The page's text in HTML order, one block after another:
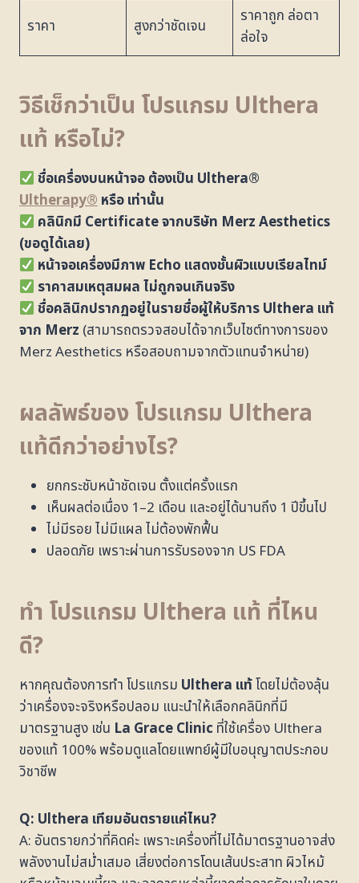
ราคา สูงกว่าชัดเจน
ราคาถูก ล่อตา
ล่อใจ
วิธีเช็กว่าเป็น โปรแกรม Ulthera
แท้ หรือไม่?
ชื่อเครื่องบนหน้าจอ ต้องเป็น Ulthera®
Ultherapy®หรือ เท่านั้น
คลินิกมี Certificate จากบริษัท Merz Aesthetics
(ขอดูได้เลย)
หน้าจอเครื่องมีภาพ Echo แสดงชั้นผิวแบบเรียลไทม์
ราคาสมเหตุสมผล ไม่ถูกจนเกินจริง
ชื่อคลินิกปรากฏอยู่ในรายชื่อผู้ให้บริการ Ulthera แท้
จาก Merz (สามารถตรวจสอบได้จากเว็บไซต์ทางการของ
Merz Aesthetics หรือสอบถามจากตัวแทนจำหน่าย)
ผลลัพธ์ของ โปรแกรม Ulthera
แท้ดีกว่าอย่างไร?
ยกกระชับหน้าชัดเจน ตั้งแต่ครั้งแรก
เห็นผลต่อเนื่อง 1–2 เดือน และอยู่ได้นานถึง 1 ปีขึ้นไป
ไม่มีรอย ไม่มีแผล ไม่ต้องพักฟื้น
ปลอดภัย เพราะผ่านการรับรองจาก US FDA
ทำ โปรแกรม Ulthera แท้ ที่ไหน
ดี?
หากคุณต้องการทำ โปรแกรม Ulthera แท้โดยไม่ต้องลุ้น
ว่าเครื่องจะจริงหรือปลอม แนะนำให้เลือกคลินิกที่มี
มาตรฐานสูง เช่น La Grace Clinic ที่ใช้เครื่อง Ulthera
ของแท้ 100% พร้อมดูแลโดยแพทย์ผู้มีใบอนุญาตประกอบ
วิชาชีพ
Q: Ulthera เทียมอันตรายแค่ไหน?
A: อันตรายกว่าที่คิดค่ะ เพราะเครื่องที่ไม่ได้มาตรฐานอาจส่ง
พลังงานไม่สม่ำเสมอ เสี่ยงต่อการโดนเส้นประสาท ผิวไหม้